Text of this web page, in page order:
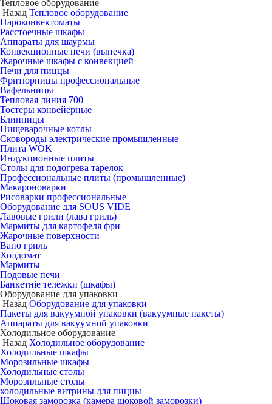
Тепловое оборудование
Назад Тепловое оборудование
Пароконвектоматы
Расcтоечные шкафы
Аппараты для шаурмы
Конвекционные печи (выпечка)
Жарочные шкафы с конвекцией
Печи для пиццы
Фритюрницы профессиональные
Вафельницы
Тепловая линия 700
Тостеры конвейерные
Блинницы
Пищеварочные котлы
Сковороды электрические промышленные
Плита WOK
Индукционные плиты
Столы для подогрева тарелок
Профессиональные плиты (промышленные)
Макароноварки
Рисоварки профессиональные
Оборудование для SOUS VIDE
Лавовые грили (лава гриль)
Мармиты для картофеля фри
Жарочные поверхности
Вапо гриль
Холдомат
Мармиты
Подовые печи
Банкетніе тележки (шкафы)
Оборудование для упаковки
Назад Оборудование для упаковки
Пакеты для вакуумной упаковки (вакуумные пакеты)
Аппараты для вакуумной упаковки
Холодильное оборудование
Назад Холодильное оборудование
Холодильные шкафы
Морозильные шкафы
Холодильные столы
Морозильные столы
холодильные витрины для пиццы
Шоковая заморозка (камера шоковой заморозки)